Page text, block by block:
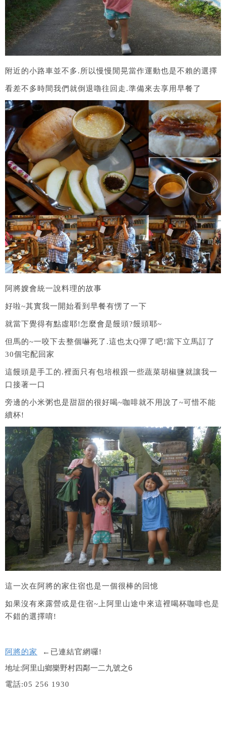
附近的小路車並不多.所以慢慢閒晃當作運動也是不賴的選擇
看差不多時間我們就倒退嚕往回走.準備來去享用早餐了
阿將嫂會統一說料理的故事
好啦~其實我一開始看到早餐有愣了一下
就當下覺得有點虛耶!怎麼會是饅頭?饅頭耶~
但馬的~一咬下去整個嚇死了.這也太Q彈了吧!當下立馬訂了
30個宅配回家
這饅頭是手工的.裡面只有包培根跟一些蔬菜胡椒鹽就讓我一
口接著一口
旁邊的小米粥也是甜甜的很好喝~咖啡就不用說了~可惜不能
續杯!
這一次在阿將的家住宿也是一個很棒的回憶
如果沒有來露營或是住宿~上阿里山途中來這裡喝杯咖啡也是
不錯的選擇唷!
阿將的家 ←已連結官網囉!
地址:阿里山鄉樂野村四鄰一二九號之6
電話:05 256 1930